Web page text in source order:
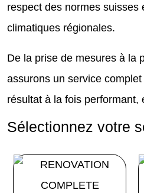
respect des normes suisses
climatiques régionales.
De la prise de mesures à la
assurons un service
résultat à la fois performant,
Sélectionnez votre